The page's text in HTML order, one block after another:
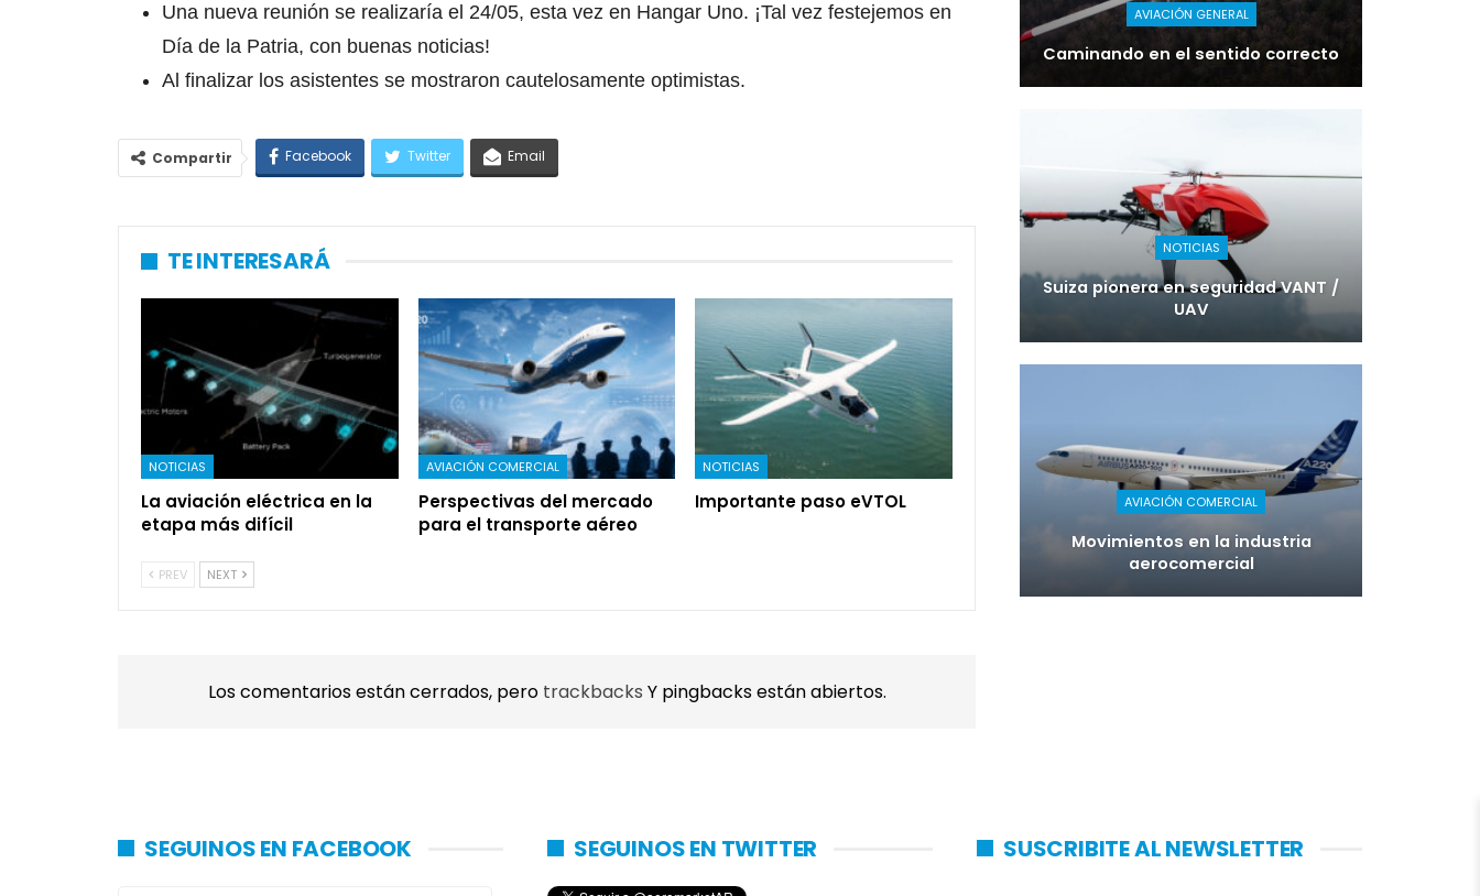
Una nueva reunión se realizaría el 24/05, esta vez en Hangar Uno. ¡Tal vez festejemos en
Día de la Patria, con buenas noticias!
Al finalizar los asistentes se mostraron cautelosamente optimistas.
Compartir Facebook Twitter Email
TE INTERESARÁ
NOTICIAS
La aviación eléctrica en la
etapa más difícil
AVIACIÓN COMERCIAL
Perspectivas del mercado
para el transporte aéreo
NOTICIAS
Importante paso eVTOL
PREV NEXT
Los comentarios están cerrados, pero trackbacks Y pingbacks están abiertos.
AVIACIÓN GENERAL
Caminando en el sentido correcto
NOTICIAS
Suiza pionera en seguridad VANT /
UAV
AVIACIÓN COMERCIAL
Movimientos en la industria
aerocomercial
SEGUINOS EN FACEBOOK SEGUINOS EN TWITTER SUSCRIBITE AL NEWSLETTER